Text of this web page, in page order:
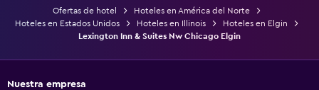
Ofertas de hotel
Hoteles en América del Norte
Hoteles en Estados Unidos
Hoteles en Illinois
Hoteles en Elgin
Lexington Inn & Suites Nw Chicago Elgin
Nuestra empresa